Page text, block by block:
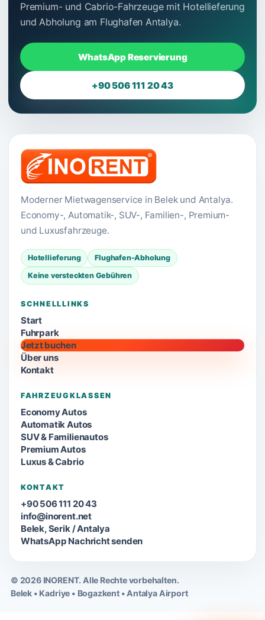
Premium- und Cabrio-Fahrzeuge mit Hotellieferung
und Abholung am Flughafen Antalya.
WhatsApp Reservierung
+90 506 111 20 43
Moderner Mietwagenservice in Belek und Antalya.
Economy-, Automatik-, SUV-, Familien-, Premium-
und Luxusfahrzeuge.
Hotellieferung
Flughafen-Abholung
Keine versteckten Gebühren
SCHNELLLINKS
Start
Fuhrpark
Jetzt buchen
Über uns
Kontakt
FAHRZEUGKLASSEN
Economy Autos
Automatik Autos
SUV & Familienautos
Premium Autos
Luxus & Cabrio
KONTAKT
+90 506 111 20 43
info@inorent.net
Belek, Serik / Antalya
WhatsApp Nachricht senden
© 2026 INORENT. Alle Rechte vorbehalten.
Belek • Kadriye • Bogazkent • Antalya Airport